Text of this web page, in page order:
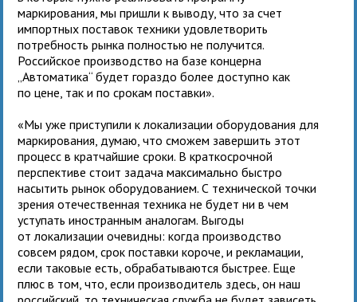
маркирования, мы пришли к выводу, что за счет
импортных поставок техники удовлетворить
потребность рынка полностью не получится.
Российское производство на базе концерна
„Автоматика“ будет гораздо более доступно как
по цене, так и по срокам поставки».
«Мы уже приступили к локализации оборудования для
маркирования, думаю, что сможем завершить этот
процесс в кратчайшие сроки. В краткосрочной
перспективе стоит задача максимально быстро
насытить рынок оборудованием. С технической точки
зрения отечественная техника не будет ни в чем
уступать иностранным аналогам. Выгоды
от локализации очевидны: когда производство
совсем рядом, срок поставки короче, и рекламации,
если таковые есть, обрабатываются быстрее. Еще
плюс в том, что, если производитель здесь, он наш